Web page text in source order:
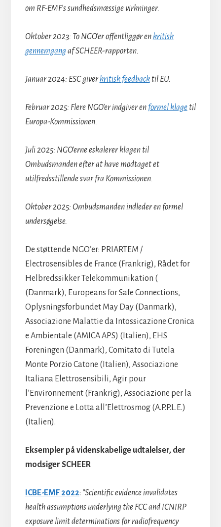
om RF-EMF’s sundhedsmæssige virkninger.
Oktober 2023: To NGO’er offentliggør en kritisk
gennemgang af SCHEER-rapporten.
Januar 2024: ESC giverkritisk feedbacktil EU.
Februar 2025: Flere NGO’er indgiver en formel klagetil
Europa-Kommissionen.
Juli 2025: NGO’erne eskalerer klagen til
Ombudsmanden efter at have modtaget et
utilfredsstillende svar fra Kommissionen.
Oktober 2025: Ombudsmanden indleder en formel
undersøgelse.
De støttende NGO’er: PRIARTEM /
Electrosensibles de France (Frankrig), Rådet for
Helbredssikker Telekommunikation (
(Danmark), Europeans for Safe Connections,
Oplysningsforbundet May Day (Danmark),
Associazione Malattie da Intossicazione Cronica
e Ambientale (AMICA APS) (Italien), EHS
Foreningen (Danmark), Comitato di Tutela
Monte Porzio Catone (Italien), Associazione
Italiana Elettrosensibili, Agir pour
l’Environnement (Frankrig), Associazione per la
Prevenzione e Lotta all’Elettrosmog (A.P.P.L.E.)
(Italien).
Eksempler på videnskabelige udtalelser, der
modsiger SCHEER
ICBE-EMF 2022: “Scientific evidence invalidates
health assumptions underlying the FCC and ICNIRP
exposure limit determinations for radiofrequency